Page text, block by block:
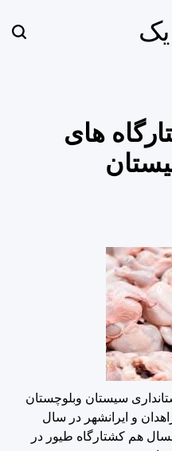
های
سیستان وبلوچستان
و ایرانشهر در سال
هم کشتارگاه طیور در